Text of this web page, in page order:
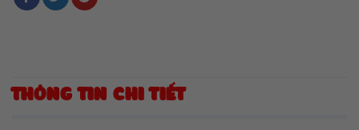
THÔNG TIN CHI TIẾT